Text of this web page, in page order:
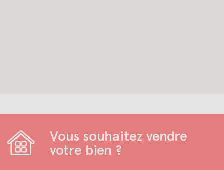
Vous souhaitez vendre
votre bien ?